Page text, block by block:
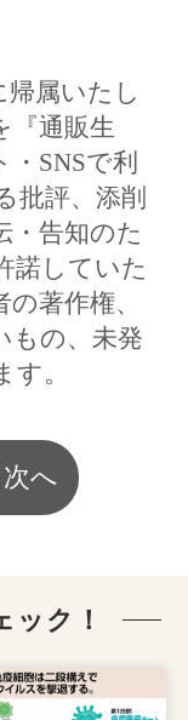
帰属いたし
『通販生
SNSで利
批評、添削
・告知のた
諾していた
著作権、
もの、未発
。
へ
ック！